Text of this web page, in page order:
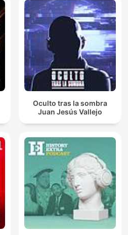
Oculto tras la sombra
Juan Jesús Vallejo